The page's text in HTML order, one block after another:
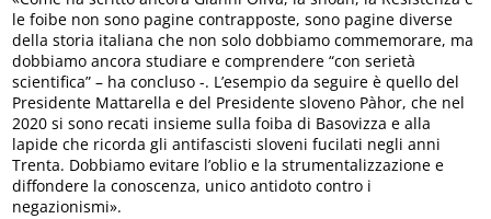
le foibe non sono pagine contrapposte, sono pagine diverse
della storia italiana che non solo dobbiamo commemorare, ma
dobbiamo ancora studiare e comprendere “con serietà
scientifica” – ha concluso -. L’esempio da seguire è quello del
Presidente Mattarella e del Presidente sloveno Pàhor, che nel
2020 si sono recati insieme sulla foiba di Basovizza e alla
lapide che ricorda gli antifascisti sloveni fucilati negli anni
Trenta. Dobbiamo evitare l’oblio e la strumentalizzazione e
diffondere la conoscenza, unico antidoto contro i
negazionismi».